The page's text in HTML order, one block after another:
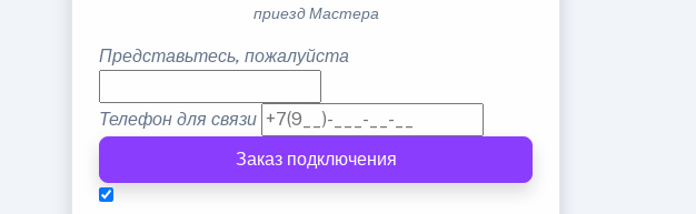
приезд Мастера
Представьтесь, пожалуйста
Телефон для связи
Заказ подключения